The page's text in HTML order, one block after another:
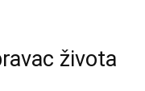
života